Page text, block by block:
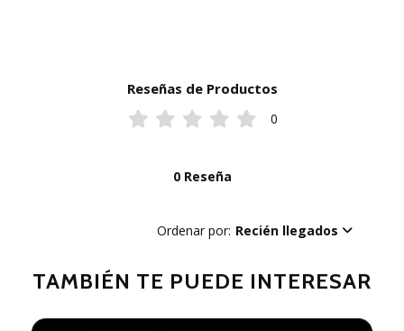
Reseñas de Productos
0
0 Reseña
Ordenar por: Recién llegados
TAMBIÉN TE PUEDE INTERESAR